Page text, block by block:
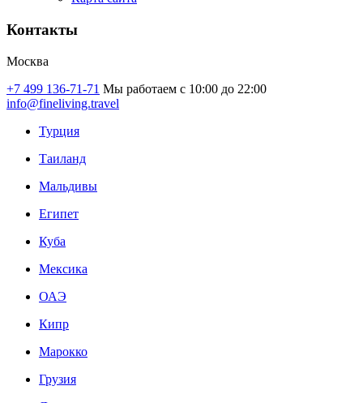
Контакты
Москва
+7 499 136-71-71 Мы работаем с 10:00 до 22:00
info@fineliving.travel
Турция
Таиланд
Мальдивы
Египет
Куба
Мексика
ОАЭ
Кипр
Марокко
Грузия